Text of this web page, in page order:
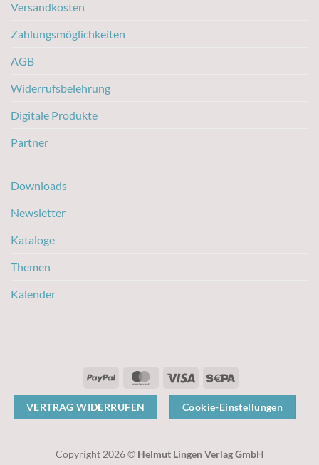
Versandkosten
Zahlungsmöglichkeiten
AGB
Widerrufsbelehrung
Digitale Produkte
Partner
Downloads
Newsletter
Kataloge
Themen
Kalender
PayPal MasterCard
Visa Sepa
VERTRAG WIDERRUFEN Cookie-Einstellungen
Copyright 2026 © Helmut Lingen Verlag GmbH